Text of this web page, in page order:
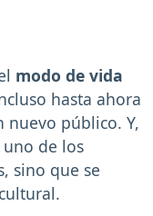
modo de vida
hasta ahora
nuevo público. Y,
de los
sino que se